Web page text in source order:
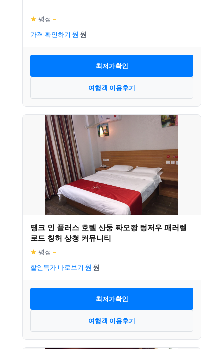
★ 평점 –
가격 확인하기
최저가확인
여행객 이용후기
땡크 인 플러스 호텔 산둥 짜오좡 텅저우 패러렐
로드 칭허 상청 커뮤니티
★ 평점 –
할인특가 바로보기
최저가확인
여행객 이용후기